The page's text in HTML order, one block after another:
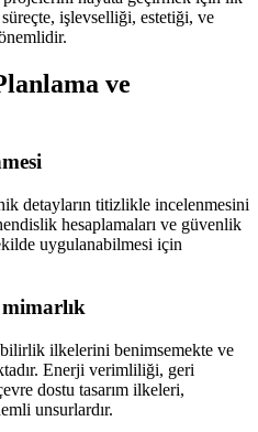
süreçte, işlevselliği, estetiği, ve
ve
detayların titizlikle incelenmesini
hesaplamaları ve güvenlik
uygulanabilmesi için
ilkelerini benimsemekte ve
Enerji verimliliği, geri
dostu tasarım ilkeleri,
unsurlardır.